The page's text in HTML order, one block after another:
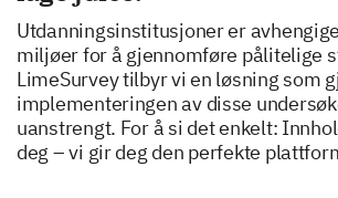
Utdanningsinstitusjoner er
miljøer for å gjennomføre pålitelige
LimeSurvey tilbyr vi en løsning som
implementeringen av disse
uanstrengt. For å si det enkelt:
deg – vi gir deg den perfekte